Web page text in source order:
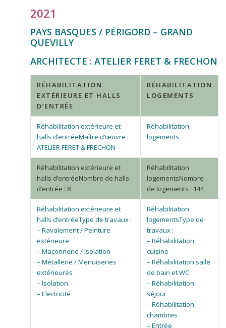
2021
PAYS BASQUES / PÉRIGORD – GRAND
QUEVILLY
ARCHITECTE : ATELIER FERET & FRECHON
RÉHABILITATION
EXTÉRIEURE ET HALLS
D’ENTRÉE
RÉHABILITATION
LOGEMENTS
Maître d’œuvre :
ATELIER FERET & FRECHON
Nombre de halls
d’entrée : 8
Nombre
de logements : 144
Type de travaux :
– Ravalement / Peinture
extérieure
– Maçonnerie / Isolation
– Métallerie / Menuiseries
extérieures
– Isolation
– Electricité
Type de
travaux :
– Réhabilitation
cuisine
– Réhabilitation salle
de bain et WC
– Réhabilitation
séjour
– Réhabilitation
chambres
– Entrée